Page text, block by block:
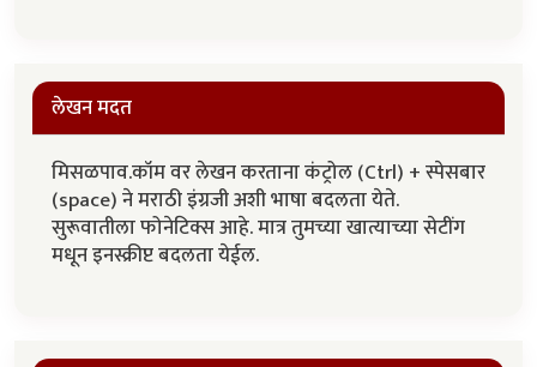
लेखन मदत
मिसळपाव.कॉम वर लेखन करताना कंट्रोल (Ctrl) + स्पेसबार
(space) ने मराठी इंग्रजी अशी भाषा बदलता येते.
सुरूवातीला फोनेटिक्स आहे. मात्र तुमच्या खात्याच्या सेटींग
मधून इनस्क्रीप्ट बदलता येईल.